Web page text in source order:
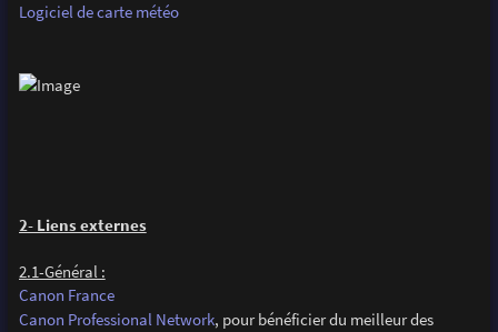
Logiciel de carte météo
2- Liens externes
2.1-Général :
Canon France
Canon Professional Network, pour bénéficier du meilleur des